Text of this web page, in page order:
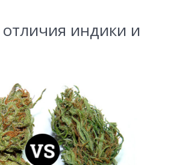
отличия индики и